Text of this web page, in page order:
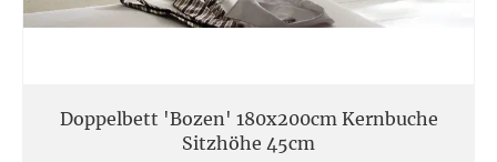
Doppelbett 'Bozen' 180x200cm Kernbuche
Sitzhöhe 45cm